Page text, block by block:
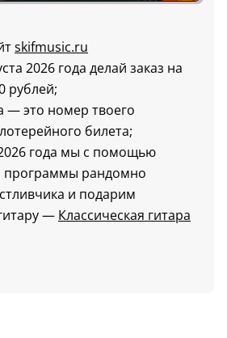
skifmusic.ru
2026 года делай заказ на
рублей;
— это номер твоего
билета;
года мы с помощью
программы рандомно
и подарим
— Классическая гитара